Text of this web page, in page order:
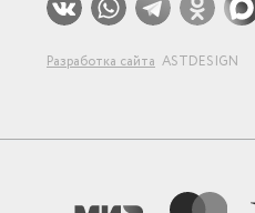
Разработка сайта ASTDESIGN